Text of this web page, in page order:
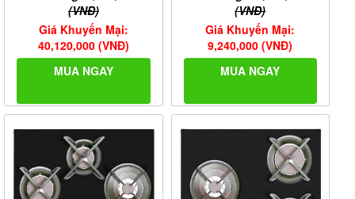
(VNĐ)
Giá Khuyến Mại:
40,120,000 (VNĐ)
MUA NGAY
(VNĐ)
Giá Khuyến Mại:
9,240,000 (VNĐ)
MUA NGAY